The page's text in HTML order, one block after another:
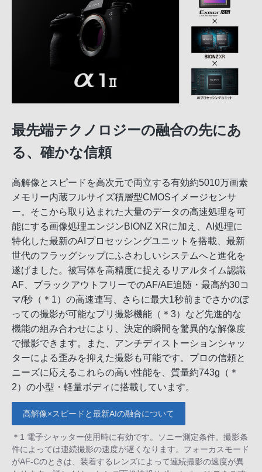
最先端テクノロジーの融合の先にあ
る、確かな信頼
高解像とスピードを高次元で両立する有効約5010万画素
メモリー内蔵フルサイズ積層型CMOSイメージセンサ
ー。そこから取り込まれた大量のデータの高速処理を可
能にする画像処理エンジンBIONZ XRに加え、AI処理に
特化した最新のAIプロセッシングユニットを搭載、最新
世代のフラッグシップにふさわしいシステムへと進化を
遂げました。被写体を高精度に捉えるリアルタイム認識
AF、ブラックアウトフリーでのAF/AE追随・最高約30コ
マ/秒（＊1）の高速連写、さらに最大1秒前までさかのぼ
っての撮影が可能なプリ撮影機能（＊3）など先進的な
機能の組み合わせにより、決定的瞬間を驚異的な解像度
で撮影できます。また、アンチディストーションシャッ
ターによる歪みを抑えた撮影も可能です。プロの信頼と
ニーズに応えるこれらの高い性能を、質量約743g（＊
2）の小型・軽量ボディに搭載しています。
高解像×スピードと最新AIの融合について
＊1 電子シャッター使用時に有効です。ソニー測定条件。撮影条
件によっては連続撮影の速度が遅くなります。フォーカスモード
がAF-Cのときは、装着するレンズによって連続撮影の速度が異